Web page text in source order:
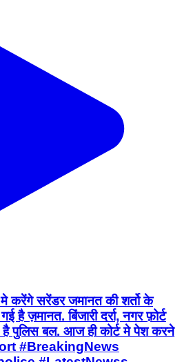
मे करेंगे सरेंडर जमानत की शर्तो के
है ज़मानत. बिंजारी दर्रा, नगर फ़ोर्ट
पुलिस बल. आज ही कोर्ट मे पेश करने
#BreakingNews